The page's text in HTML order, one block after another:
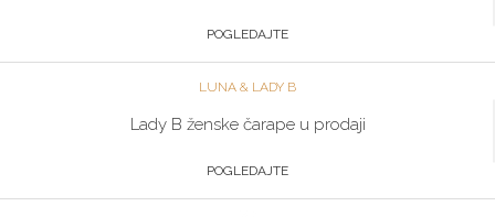
POGLEDAJTE
LUNA & LADY B
Lady B ženske čarape u prodaji
POGLEDAJTE